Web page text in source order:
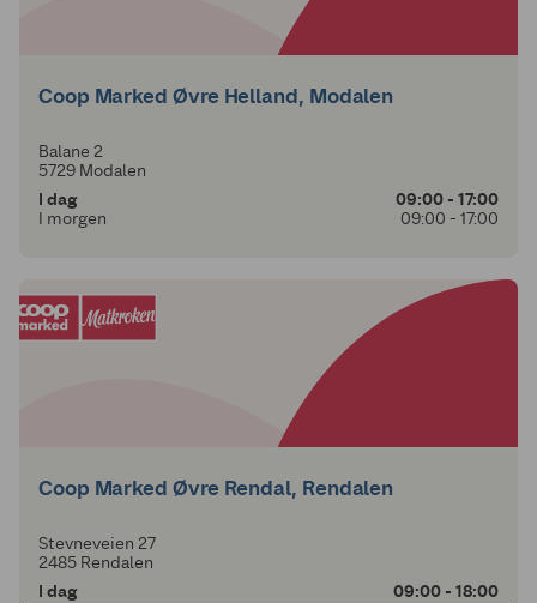
Coop Marked Øvre Helland, Modalen
Balane 2
5729 Modalen
I dag
09:00 - 17:00
I morgen
09:00 - 17:00
Coop Marked Øvre Rendal, Rendalen
Stevneveien 27
2485 Rendalen
I dag
09:00 - 18:00